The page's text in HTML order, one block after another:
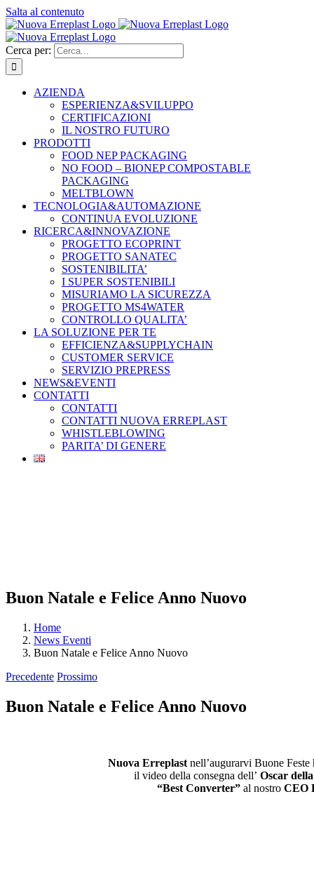
Salta al contenuto
Cerca per:
AZIENDA
ESPERIENZA&SVILUPPO
CERTIFICAZIONI
IL NOSTRO FUTURO
PRODOTTI
FOOD NEP PACKAGING
NO FOOD – BIONEP COMPOSTABLE
PACKAGING
MELTBLOWN
TECNOLOGIA&AUTOMAZIONE
CONTINUA EVOLUZIONE
RICERCA&INNOVAZIONE
PROGETTO ECOPRINT
PROGETTO SANATEC
SOSTENIBILITA’
I SUPER SOSTENIBILI
MISURIAMO LA SICUREZZA
PROGETTO MS4WATER
CONTROLLO QUALITA’
LA SOLUZIONE PER TE
EFFICIENZA&SUPPLYCHAIN
CUSTOMER SERVICE
SERVIZIO PREPRESS
NEWS&EVENTI
CONTATTI
CONTATTI
CONTATTI NUOVA ERREPLAST
WHISTLEBLOWING
PARITA’ DI GENERE
Buon Natale e Felice Anno Nuovo
Home
News Eventi
Buon Natale e Felice Anno Nuovo
Precedente Prossimo
Buon Natale e Felice Anno Nuovo
Nuova Erreplastnell’augurarvi Buone
il video della consegna dell’ Oscar
“Best Converter” al nostro CEO